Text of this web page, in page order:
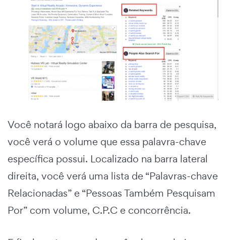
Você notará logo abaixo da barra de pesquisa,
você verá o volume que essa palavra-chave
específica possui. Localizado na barra lateral
direita, você verá uma lista de “Palavras-chave
Relacionadas” e “Pessoas Também Pesquisam
Por” com volume, C.P.C e concorrência.